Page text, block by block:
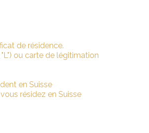
de résidence.
ou carte de légitimation
en Suisse
résidez en Suisse